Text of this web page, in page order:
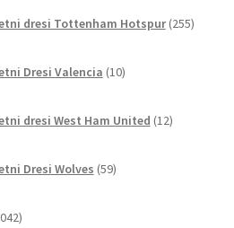
dresi Tottenham Hotspur 255
Dresi Valencia 10izdelkov
dresi West Ham United 12izdelkov
Dresi Wolves 59izdelkov